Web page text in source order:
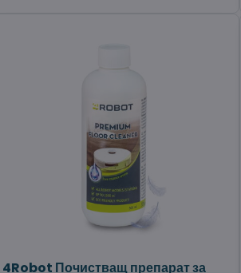
4Robot Почистващ препарат за